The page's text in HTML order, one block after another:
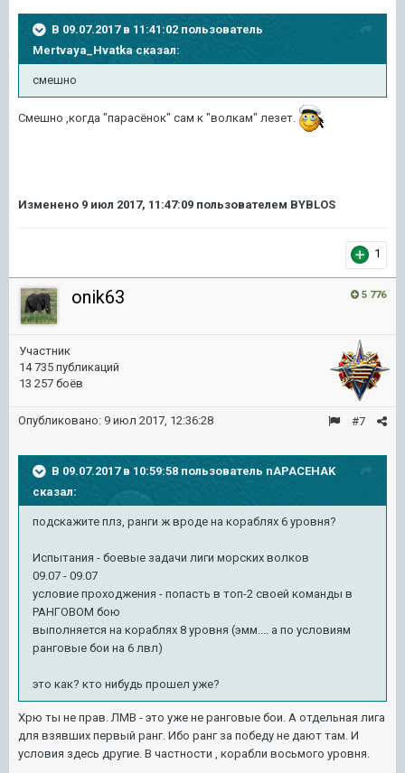
В 09.07.2017 в 11:41:02 пользователь
Mertvaya_Hvatkaсказал:
смешно
Смешно ,когда "парасёнок" сам к "волкам" лезет.
Изменено 9 июл 2017, 11:47:09 пользователем BYBLOS
1
5 776
onik63
Участник
14 735 публикаций
13 257 боёв
#7
Опубликовано: 9 июл 2017, 12:36:28
В 09.07.2017 в 10:59:58 пользователь nAPACEHAK
сказал:
подскажите плз, ранги ж вроде на кораблях 6 уровня?
Испытания - боевые задачи лиги морских волков
09.07 - 09.07
условие проходжения - попасть в топ-2 своей команды в
РАНГОВОМ бою
выполняется на кораблях 8 уровня (эмм.... а по условиям
ранговые бои на 6 лвл)
это как? кто нибудь прошел уже?
Хрю ты не прав. ЛМВ - это уже не ранговые бои. А отдельная лига
для взявших первый ранг. Ибо ранг за победу не дают там. И
условия здесь другие. В частности , корабли восьмого уровня.